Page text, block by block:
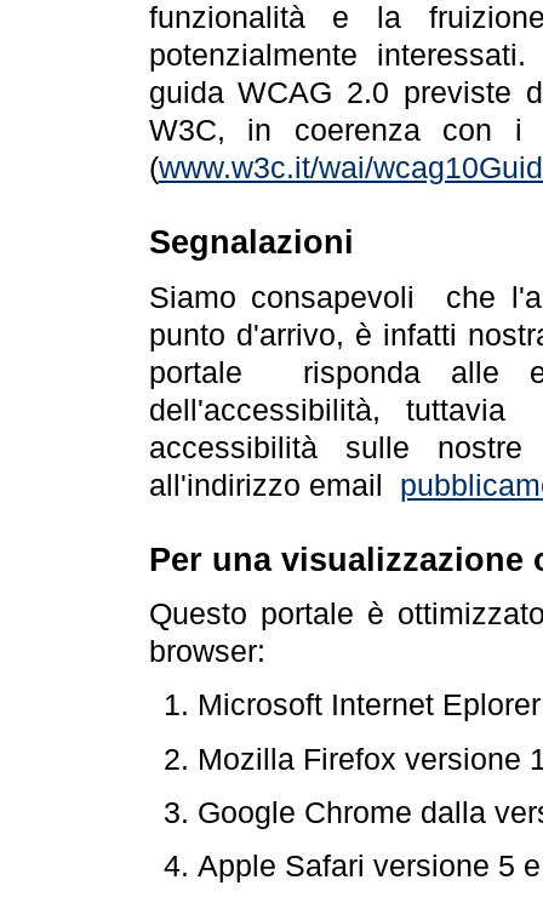
funzionalità e la
potenzialmente
guida WCAG 2.0 previste
W3C, in coerenza con i
(www.w3c.it/wai/
Segnalazioni
Siamo consapevoli che
punto d'arrivo, è infatti
portale risponda alle
dell'accessibilità,
accessibilità sulle
all'indirizzo email
Per una visualizzazione
Questo portale è
browser:
Microsoft Internet
Mozilla Firefox versione
Google Chrome dalla
Apple Safari versione 5